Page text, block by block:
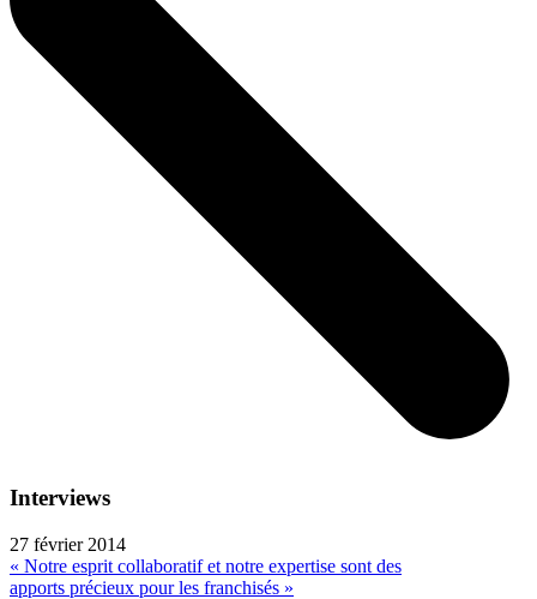
Interviews
27 février 2014
« Notre esprit collaboratif et notre expertise sont des
apports précieux pour les franchisés »